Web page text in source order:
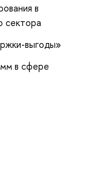
в
сектора
выгоды»
в сфере